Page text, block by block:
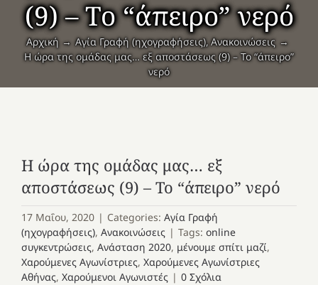
(9) – Το “άπειρο” νερό
Αρχική Αγία Γραφή (ηχογραφήσεις) Ανακοινώσεις
Η ώρα της ομάδας μας… εξ αποστάσεως (9) – Το “άπειρο”
νερό
Η ώρα της ομάδας μας… εξ
αποστάσεως (9) – Το “άπειρο” νερό
17 Μαΐου, 2020 | Categories: Αγία Γραφή
(ηχογραφήσεις), Ανακοινώσεις | Tags: online
συγκεντρώσεις, Ανάσταση 2020, μένουμε σπίτι μαζί,
Χαρούμενες Αγωνίστριες, Χαρούμενες Αγωνίστριες
Αθήνας, Χαρούμενοι Αγωνιστές | 0 Σχόλια